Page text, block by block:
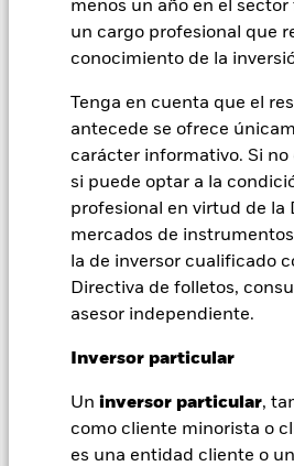
menos un año en el
un cargo profesional que
conocimiento de la
Tenga en cuenta que el
antecede se ofrece
carácter informativo. Si no
si puede optar a la
profesional en virtud de la
mercados de
la de inversor cualificado
Directiva de folletos,
asesor independiente.
Inversor particular
Un inversor particular,
como cliente minorista o
es una entidad cliente o
uso de derivados para una clase de
un posible riesgo de contagio
gestora del fondo se asegurará de
que figura justo debajo del nombre
listado de todas las clases de
acciones con cobertura de divisas
palabra «Hedged» en su nombre.
completo de todas las clases de
divisas está disponible mediante
para reducir los gastos, el propio
recibirá por BlackRock en calidad de
valores. Debido a que el reparto de
de valores no incrementa los costes